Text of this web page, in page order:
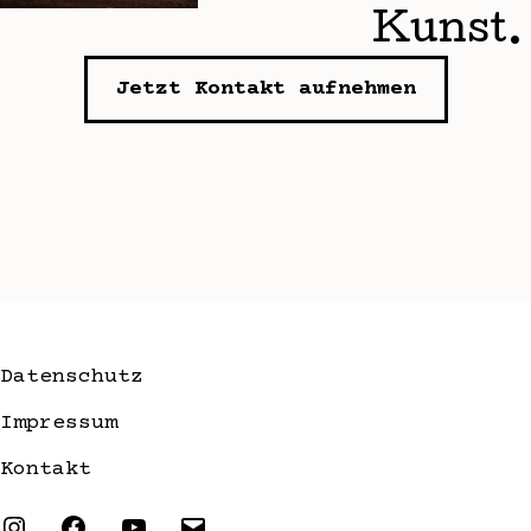
Kunst.
Jetzt Kontakt aufnehmen
Datenschutz
Impressum
Kontakt
InstagramFacebookYouTube